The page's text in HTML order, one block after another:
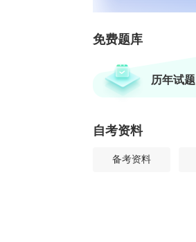
免费题库
历年试题
自考资料
备考资料